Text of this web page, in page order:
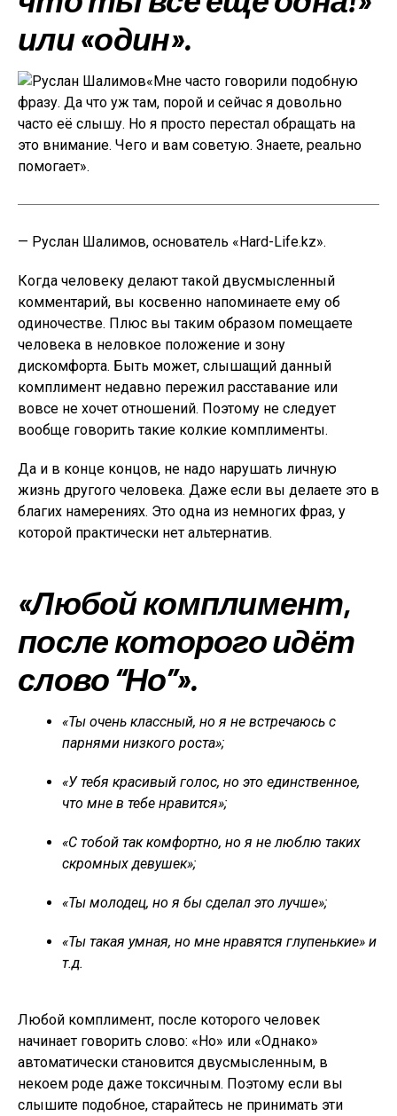
или «один».
«Мне часто говорили подобную
фразу. Да что уж там, порой и сейчас я довольно
часто её слышу. Но я просто перестал обращать на
это внимание. Чего и вам советую. Знаете, реально
помогает».
— Руслан Шалимов, основатель «Hard-Life.kz».
Когда человеку делают такой двусмысленный
комментарий, вы косвенно напоминаете ему об
одиночестве. Плюс вы таким образом помещаете
человека в неловкое положение и зону
дискомфорта. Быть может, слышащий данный
комплимент недавно пережил расставание или
вовсе не хочет отношений. Поэтому не следует
вообще говорить такие колкие комплименты.
Да и в конце концов, не надо нарушать личную
жизнь другого человека. Даже если вы делаете это в
благих намерениях. Это одна из немногих фраз, у
которой практически нет альтернатив.
«Любой комплимент,
после которого идёт
слово “Но”».
«Ты очень классный, но я не встречаюсь с
парнями низкого роста»;
«У тебя красивый голос, но это единственное,
что мне в тебе нравится»;
«С тобой так комфортно, но я не люблю таких
скромных девушек»;
«Ты молодец, но я бы сделал это лучше»;
«Ты такая умная, но мне нравятся глупенькие» и
т.д.
Любой комплимент, после которого человек
начинает говорить слово: «Но» или «Однако»
автоматически становится двусмысленным, в
некоем роде даже токсичным. Поэтому если вы
слышите подобное, старайтесь не принимать эти